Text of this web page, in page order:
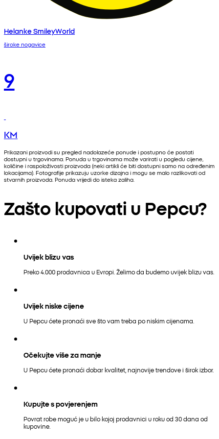
Helanke SmileyWorld
široke nogavice
9
KM
Prikazani proizvodi su pregled nadolazeće ponude i postupno će postati
dostupni u trgovinama. Ponuda u trgovinama može varirati u pogledu cijene,
količine i raspoloživosti proizvoda (neki artikli će biti dostupni samo na određenim
lokacijama). Fotografije prikazuju uzorke dizajna i mogu se malo razlikovati od
stvarnih proizvoda. Ponuda vrijedi do isteka zaliha.
Zašto kupovati u Pepcu?
Uvijek blizu vas
Preko 4.000 prodavnica u Evropi. Želimo da budemo uvijek blizu vas.
Uvijek niske cijene
U Pepcu ćete pronaći sve što vam treba po niskim cijenama.
Očekujte više za manje
U Pepcu ćete pronaći dobar kvalitet, najnovije trendove i širok izbor.
Kupujte s povjerenjem
Povrat robe moguć je u bilo kojoj prodavnici u roku od 30 dana od
kupovine.